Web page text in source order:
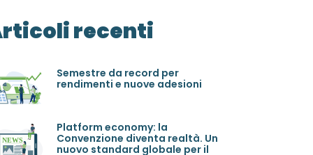
recenti
Semestre da record per
rendimenti e nuove adesioni
Platform economy: la
Convenzione diventa realtà. Un
nuovo standard globale per il